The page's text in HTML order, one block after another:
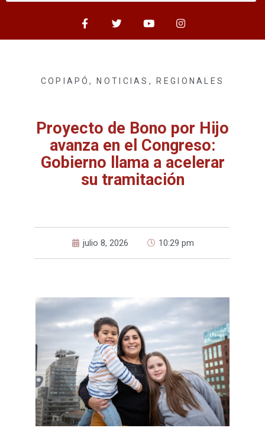
COPIAPÓ ,NOTICIAS ,REGIONALES
Proyecto de Bono por Hijo
avanza en el Congreso:
Gobierno llama a acelerar
su tramitación
julio 8, 2026 10:29 pm